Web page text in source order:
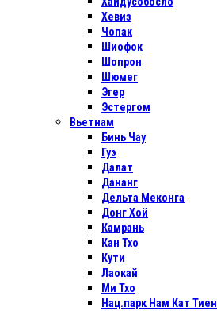
Хевиз
Чопак
Шиофок
Шопрон
Шюмег
Эгер
Эстергом
Вьетнам
Бинь Чау
Гуэ
Далат
Дананг
Дельта Меконга
Донг Хой
Камрань
Кан Тхо
Кути
Лаокай
Ми Тхо
Нац.парк Нам Кат Тиен